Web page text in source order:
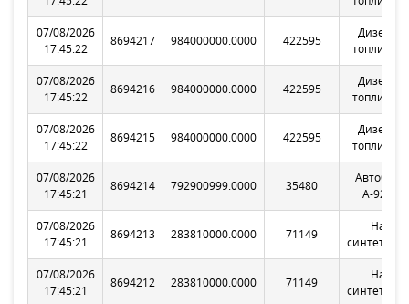
07/08/2026
17:45:22
8694217 984000000.0000 422595
топливо
07/08/2026
17:45:22
8694216 984000000.0000 422595
топливо
07/08/2026
17:45:22
8694215 984000000.0000 422595
топливо
07/08/2026
17:45:21
8694214 792900999.0000 35480
А-92 К2-
07/08/2026
17:45:21
8694213 283810000.0000 71149
Нафта
07/08/2026
17:45:21
8694212 283810000.0000 71149
Нафта